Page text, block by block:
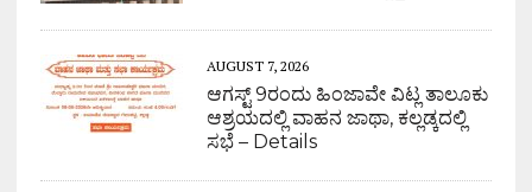
AUGUST 7, 2026
ಆಗಸ್ಟ್ 9ರಂದು ಹಿಂಜಾವೇ ವಿಟ್ಲ ತಾಲೂಕು
ಆಶ್ರಯದಲ್ಲಿ ವಾಹನ ಜಾಥಾ, ಕಲ್ಲಡ್ಕದಲ್ಲಿ
ಸಭೆ – Details